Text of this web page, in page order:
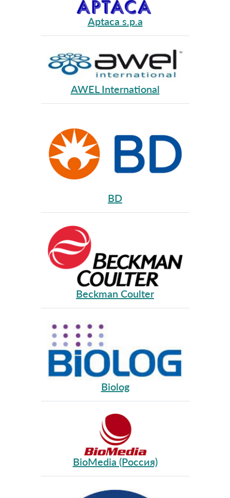
Aptaca s.p.a
AWEL International
BD
Beckman Coulter
Biolog
BioMedia (Россия)